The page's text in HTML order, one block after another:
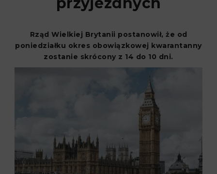
Rząd Wielkiej Brytanii postanowił, że od
poniedziałku okres obowiązkowej kwarantanny
zostanie skrócony z 14 do 10 dni.